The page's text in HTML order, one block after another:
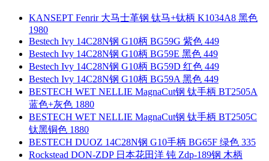
KANSEPT Fenrir 大马士革钢 钛马+钛柄 K1034A8 黑色
1980
Bestech Ivy 14C28N钢 G10柄 BG59G 紫色 449
Bestech Ivy 14C28N钢 G10柄 BG59E 黑色 449
Bestech Ivy 14C28N钢 G10柄 BG59D 红色 449
Bestech Ivy 14C28N钢 G10柄 BG59A 黑色 449
BESTECH WET NELLIE MagnaCut钢 钛手柄 BT2505A
蓝色+灰色 1880
BESTECH WET NELLIE MagnaCut钢 钛手柄 BT2505C
钛黑铜色 1880
BESTECH DUOZ 14C28N钢 G10手柄 BG65F 绿色 335
Rockstead DON-ZDP 日本花田洋 钝 Zdp-189钢 木柄